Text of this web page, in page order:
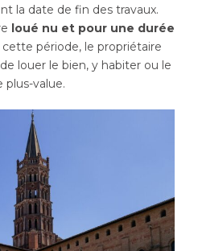
la date de fin des travaux.
loué nu et pour une durée
cette période, le propriétaire
louer le bien, y habiter ou le
plus-value.